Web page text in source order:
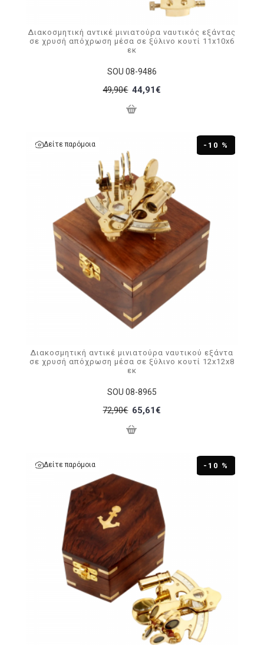
SOU 08-9486
Διακοσμητική αντικέ μινιατούρα ναυτικός εξάντας
σε χρυσή απόχρωση μέσα σε ξύλινο κουτί 11x10x6
εκ
49,90€ 44,91€
-10 %
Δείτε παρόμοια
SOU 08-8965
Διακοσμητική αντικέ μινιατούρα ναυτικού εξάντα
σε χρυσή απόχρωση μέσα σε ξύλινο κουτί 12x12x8
εκ
72,90€ 65,61€
-10 %
Δείτε παρόμοια